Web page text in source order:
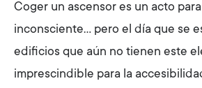
Coger un ascensor es un acto
inconsciente… pero el día que se
edificios que aún no tienen este
imprescindible para la